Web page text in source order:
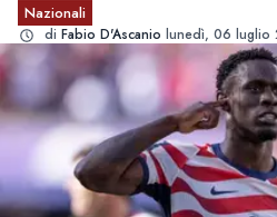
Nazionali
di Fabio D'Ascanio lunedì, 06 luglio